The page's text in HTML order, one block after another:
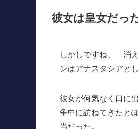
彼女は皇女だっ
しかしですね、「消
ンはアナスタシアと
彼女が何気なく口に
争中に訪ねてきたと
当だった。